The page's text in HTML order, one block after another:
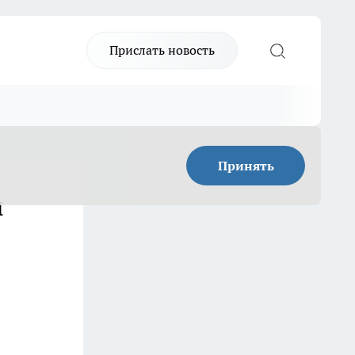
Прислать новость
Принять